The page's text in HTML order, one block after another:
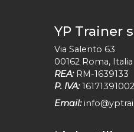
YP Trainer
Via Salento 63
00162 Roma, Italia
REA: RM-1639133
P. IVA: 16171391002
Email: